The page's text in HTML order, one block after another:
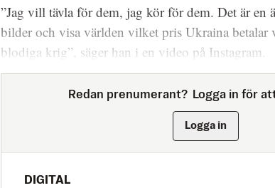
”Jag vill tävla för dem, jag kör för dem. Det är en
bilder och visa världen vilket pris Ukraina betalar
blodiga krig”, säger han i en video på Instagram.
Redan prenumerant? Logga in för
Logga in
DIGITAL